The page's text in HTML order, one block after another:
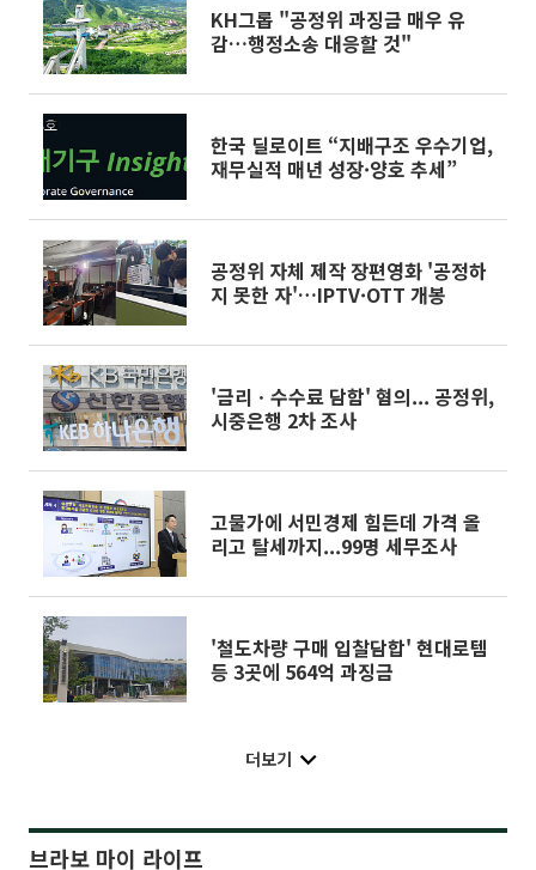
KH그롭 "공정위 과징금 매우 유
감…행정소송 대응할 것"
한국 딜로이트 “지배구조 우수기업,
재무실적 매년 성장·양호 추세”
공정위 자체 제작 장편영화 '공정하
지 못한 자'…IPTV·OTT 개봉
'금리ㆍ수수료 담함' 혐의... 공정위,
시중은행 2차 조사
고물가에 서민경제 힘든데 가격 올
리고 탈세까지...99명 세무조사
'철도차량 구매 입찰담합' 현대로템
등 3곳에 564억 과징금
더보기
브라보 마이 라이프